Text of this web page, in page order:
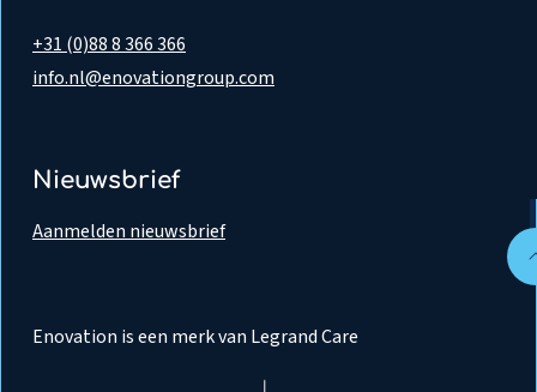
+31 (0)88 8 366 366
info.nl@enovationgroup.com
Nieuwsbrief
Aanmelden nieuwsbrief
Enovation is een merk van Legrand Care